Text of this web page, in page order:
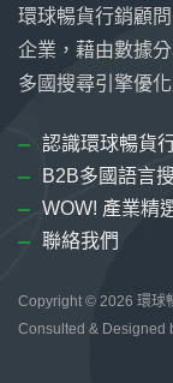
環球暢貨行銷顧
企業，藉由數據
多國搜尋引擎優
認識環球暢貨
B2B多國語言
WOW! 產業精
聯絡我們
Copyright © 2026 環球
Consulted & Designed